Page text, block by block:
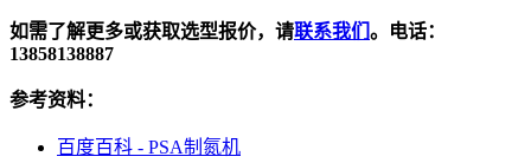
如需了解更多或获取选型报价，请联系我们 。电话：
13858138887
参考资料：
百度百科 - PSA制氮机